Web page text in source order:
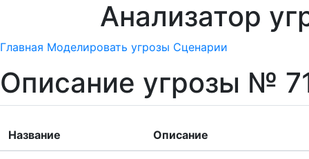
Анализатор
Главная Моделировать угрозы Сценарии
Описание угрозы №
Название Описание